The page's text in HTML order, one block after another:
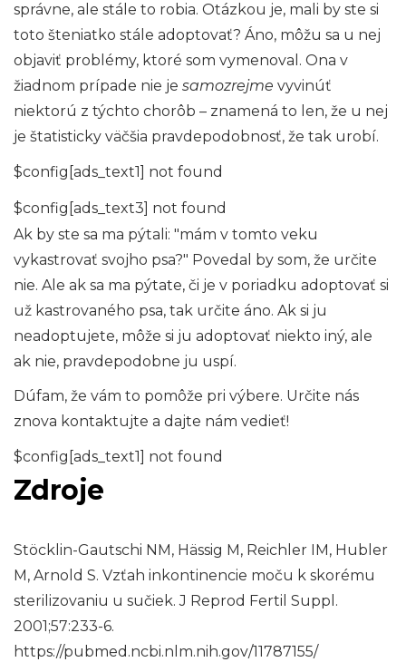
správne, ale stále to robia. Otázkou je, mali by ste si
toto šteniatko stále adoptovať? Áno, môžu sa u nej
objaviť problémy, ktoré som vymenoval. Ona v
žiadnom prípade nie je samozrejme vyvinúť
niektorú z týchto chorôb – znamená to len, že u nej
je štatisticky väčšia pravdepodobnosť, že tak urobí.
$config[ads_text1] not found
$config[ads_text3] not found
Ak by ste sa ma pýtali: "mám v tomto veku
vykastrovať svojho psa?" Povedal by som, že určite
nie. Ale ak sa ma pýtate, či je v poriadku adoptovať si
už kastrovaného psa, tak určite áno. Ak si ju
neadoptujete, môže si ju adoptovať niekto iný, ale
ak nie, pravdepodobne ju uspí.
Dúfam, že vám to pomôže pri výbere. Určite nás
znova kontaktujte a dajte nám vedieť!
$config[ads_text1] not found
Zdroje
Stöcklin-Gautschi NM, Hässig M, Reichler IM, Hubler
M, Arnold S. Vzťah inkontinencie moču k skorému
sterilizovaniu u sučiek. J Reprod Fertil Suppl.
2001;57:233-6.
https://pubmed.ncbi.nlm.nih.gov/11787155/